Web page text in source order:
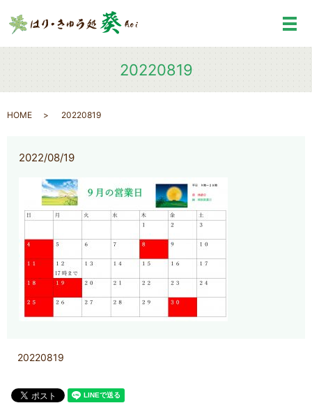
メ
20220819
HOME 20220819
2022/08/19
20220819